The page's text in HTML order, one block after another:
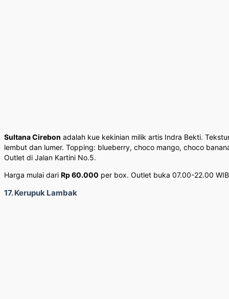
Sultana Cirebon adalah kue kekinian milik artis Indra Bekti.
lembut dan lumer. Topping: blueberry, choco mango, choco
Outlet di Jalan Kartini No.5.
Harga mulai dari Rp 60.000 per box. Outlet buka 07.00-22.00
17. Kerupuk Lambak